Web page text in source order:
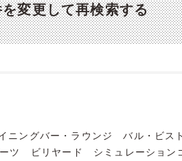
変更して再検索する
ニングバー・ラウンジ バル・ビス
ツ ビリヤード シミュレーション